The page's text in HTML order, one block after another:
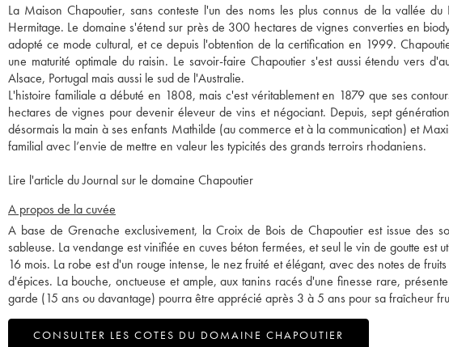
La Maison Chapoutier, sans conteste l'un des noms les plus connus de la vallée
Hermitage. Le domaine s'étend sur près de 300 hectares de vignes converties en
adopté ce mode cultural, et ce depuis l'obtention de la certification en 1999.
une maturité optimale du raisin. Le savoir-faire Chapoutier s'est aussi étendu vers
Alsace, Portugal mais aussi le sud de l'Australie.
L'histoire familiale a débuté en 1808, mais c'est véritablement en 1879 que ses
hectares de vignes pour devenir éleveur de vins et négociant. Depuis, sept
désormais la main à ses enfants Mathilde (au commerce et à la communication) et
familial avec l’envie de mettre en valeur les typicités des grands terroirs rhodaniens.
Lire l'article du Journal sur le domaine Chapoutier
A propos de la cuvée
A base de Grenache exclusivement, la Croix de Bois de Chapoutier est issue des
sableuse. La vendange est vinifiée en cuves béton fermées, et seul le vin de goutte
16 mois. La robe est d'un rouge intense, le nez fruité et élégant, avec des notes de
d'épices. La bouche, onctueuse et ample, aux tanins racés d'une finesse rare,
garde (15 ans ou davantage) pourra être apprécié après 3 à 5 ans pour sa fraîcheur
CONSULTER LES COTES DU DOMAINE CHAPOUTIER